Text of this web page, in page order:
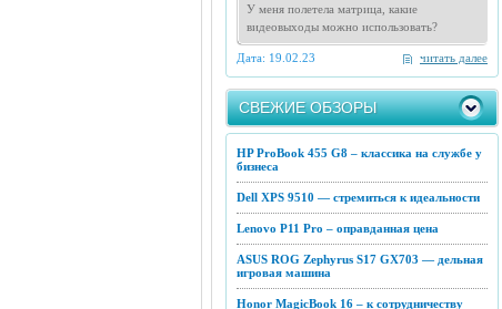
У меня полетела матрица, какие
видеовыходы можно использовать?
читать далее
Дата: 19.02.23
СВЕЖИЕ ОБЗОРЫ
HP ProBook 455 G8 – классика на службе у
бизнеса
Dell XPS 9510 — стремиться к идеальности
Lenovo P11 Pro – оправданная цена
ASUS ROG Zephyrus S17 GX703 — дельная
игровая машина
Honor MagicBook 16 – к сотрудничеству